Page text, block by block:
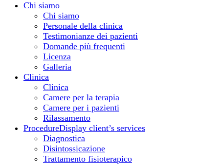
Chi siamo
Chi siamo
Personale della clinica
Testimonianze dei pazienti
Domande più frequenti
Licenza
Galleria
Clinica
Clinica
Camere per la terapia
Camere per i pazienti
Rilassamento
ProcedureDisplay client’s services
Diagnostica
Disintossicazione
Trattamento fisioterapico